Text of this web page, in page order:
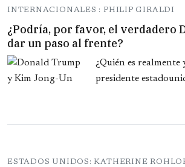
INTERNACIONALES : PHILIP GIRALDI
¿Podría, por favor, el verdadero
dar un paso al frente?
¿Quién es realmente
presidente
ESTADOS UNIDOS: KATHERINE